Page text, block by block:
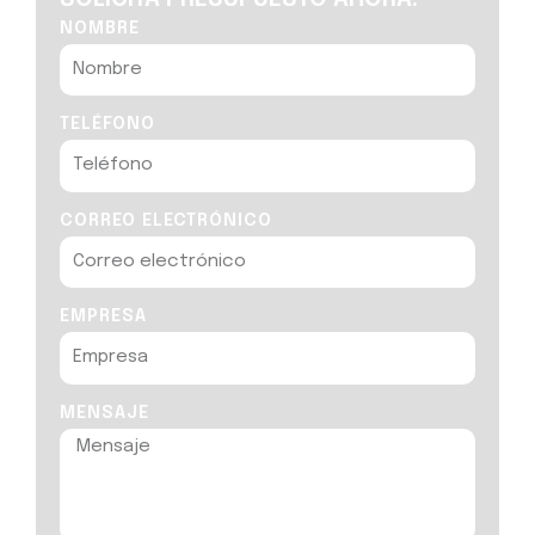
NOMBRE
TELÉFONO
CORREO ELECTRÓNICO
EMPRESA
MENSAJE